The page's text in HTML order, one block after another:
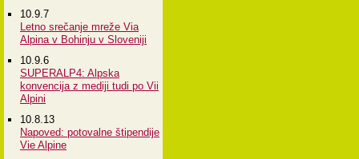
10.9.7
Letno srečanje mreže Via
Alpina v Bohinju v Sloveniji
10.9.6
SUPERALP4: Alpska
konvencija z mediji tudi po Vii
Alpini
10.8.13
Napoved: potovalne štipendije
Vie Alpine